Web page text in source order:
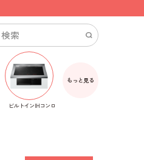
ビルトインIHコンロ
もっと見る